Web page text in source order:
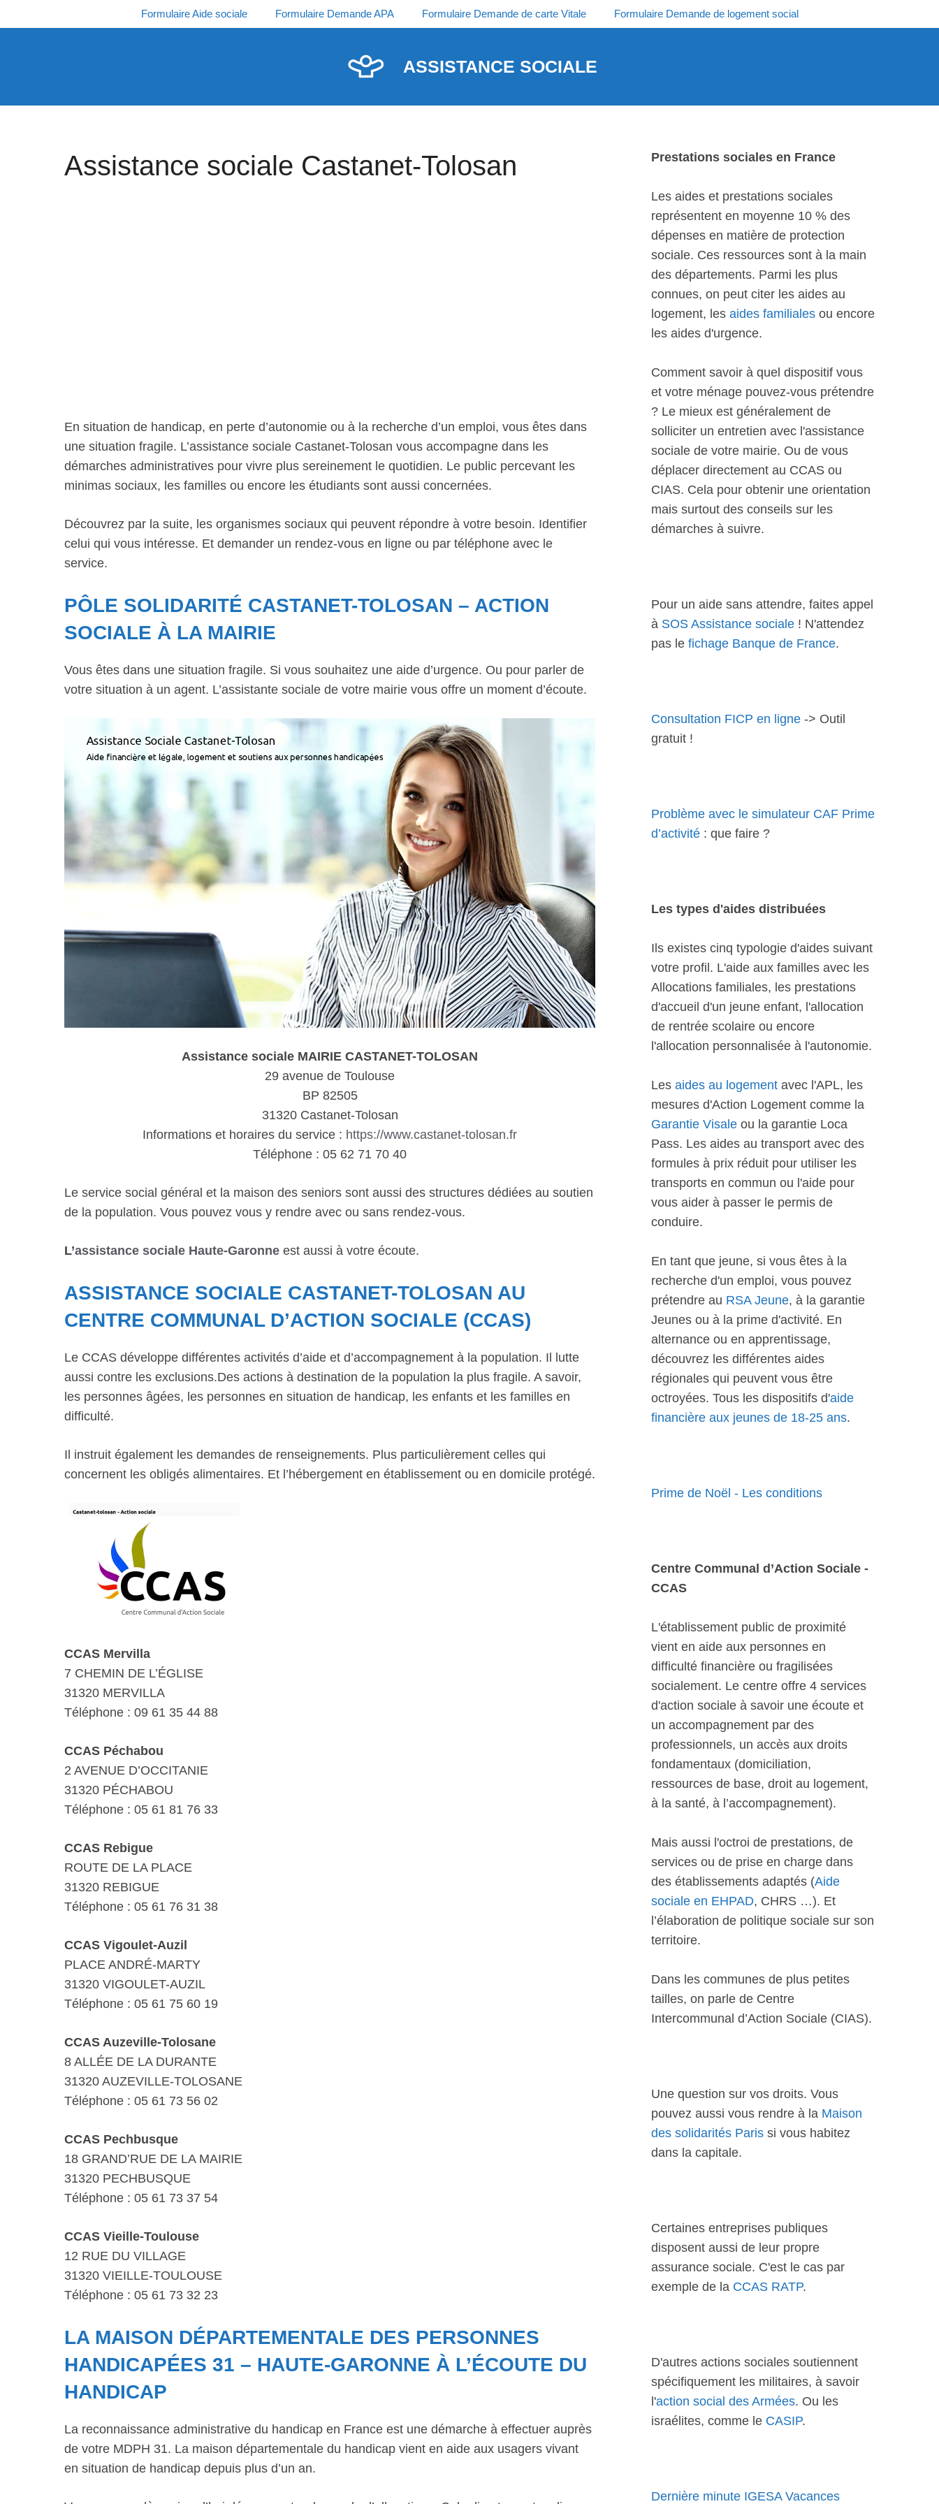
au
Formulaire Aide sociale Formulaire Demande APA Formulaire Demande de carte Vitale Formulaire Demande de logement social
ASSISTANCE SOCIALE
Assistance sociale Castanet-Tolosan
En situation de handicap, en perte d’autonomie ou à la recherche d’un emploi, vous êtes dans
une situation fragile. L’assistance sociale Castanet-Tolosan vous accompagne dans les
démarches administratives pour vivre plus sereinement le quotidien. Le public percevant les
minimas sociaux, les familles ou encore les étudiants sont aussi concernées.
Découvrez par la suite, les organismes sociaux qui peuvent répondre à votre besoin. Identifier
celui qui vous intéresse. Et demander un rendez-vous en ligne ou par téléphone avec le
service.
PÔLE SOLIDARITÉ CASTANET-TOLOSAN – ACTION
SOCIALE À LA MAIRIE
Vous êtes dans une situation fragile. Si vous souhaitez une aide d’urgence. Ou pour parler de
votre situation à un agent. L’assistante sociale de votre mairie vous offre un moment d’écoute.
Assistance sociale MAIRIE CASTANET-TOLOSAN
29 avenue de Toulouse
BP 82505
31320 Castanet-Tolosan
Informations et horaires du service : https://www.castanet-tolosan.fr
Téléphone : 05 62 71 70 40
Le service social général et la maison des seniors sont aussi des structures dédiées au soutien
de la population. Vous pouvez vous y rendre avec ou sans rendez-vous.
L’assistance sociale Haute-Garonne est aussi à votre écoute.
ASSISTANCE SOCIALE CASTANET-TOLOSAN AU
CENTRE COMMUNAL D’ACTION SOCIALE (CCAS)
Le CCAS développe différentes activités d’aide et d’accompagnement à la population. Il lutte
aussi contre les exclusions.Des actions à destination de la population la plus fragile. A savoir,
les personnes âgées, les personnes en situation de handicap, les enfants et les familles en
difficulté.
Il instruit également les demandes de renseignements. Plus particulièrement celles qui
concernent les obligés alimentaires. Et l’hébergement en établissement ou en domicile protégé.
CCAS Mervilla
7 CHEMIN DE L’ÉGLISE
31320 MERVILLA
Téléphone : 09 61 35 44 88
CCAS Péchabou
2 AVENUE D’OCCITANIE
31320 PÉCHABOU
Téléphone : 05 61 81 76 33
CCAS Rebigue
ROUTE DE LA PLACE
31320 REBIGUE
Téléphone : 05 61 76 31 38
CCAS Vigoulet-Auzil
PLACE ANDRÉ-MARTY
31320 VIGOULET-AUZIL
Téléphone : 05 61 75 60 19
CCAS Auzeville-Tolosane
8 ALLÉE DE LA DURANTE
31320 AUZEVILLE-TOLOSANE
Téléphone : 05 61 73 56 02
CCAS Pechbusque
18 GRAND’RUE DE LA MAIRIE
31320 PECHBUSQUE
Téléphone : 05 61 73 37 54
CCAS Vieille-Toulouse
12 RUE DU VILLAGE
31320 VIEILLE-TOULOUSE
Téléphone : 05 61 73 32 23
LA MAISON DÉPARTEMENTALE DES PERSONNES
HANDICAPÉES 31 – HAUTE-GARONNE À L’ÉCOUTE DU
HANDICAP
La reconnaissance administrative du handicap en France est une démarche à effectuer auprès
de votre MDPH 31. La maison départementale du handicap vient en aide aux usagers vivant
en situation de handicap depuis plus d’un an.
Prestations sociales en France
Les aides et prestations sociales
représentent en moyenne 10 % des
dépenses en matière de protection
sociale. Ces ressources sont à la main
des départements. Parmi les plus
connues, on peut citer les aides au
logement, les aides familiales ou encore
les aides d'urgence.
Comment savoir à quel dispositif vous
et votre ménage pouvez-vous prétendre
? Le mieux est généralement de
solliciter un entretien avec l'assistance
sociale de votre mairie. Ou de vous
déplacer directement au CCAS ou
CIAS. Cela pour obtenir une orientation
mais surtout des conseils sur les
démarches à suivre.
Pour un aide sans attendre, faites appel
à SOS Assistance sociale ! N'attendez
pas le fichage Banque de France.
Consultation FICP en ligne -> Outil
gratuit !
Problème avec le simulateur CAF Prime
d’activité : que faire ?
Les types d'aides distribuées
Ils existes cinq typologie d'aides suivant
votre profil. L'aide aux familles avec les
Allocations familiales, les prestations
d'accueil d'un jeune enfant, l'allocation
de rentrée scolaire ou encore
l'allocation personnalisée à l'autonomie.
Les aides au logement avec l'APL, les
mesures d'Action Logement comme la
Garantie Visale ou la garantie Loca
Pass. Les aides au transport avec des
formules à prix réduit pour utiliser les
transports en commun ou l'aide pour
vous aider à passer le permis de
conduire.
En tant que jeune, si vous êtes à la
recherche d'un emploi, vous pouvez
prétendre au RSA Jeune, à la garantie
Jeunes ou à la prime d'activité. En
alternance ou en apprentissage,
découvrez les différentes aides
régionales qui peuvent vous être
octroyées. Tous les dispositifs d'aide
financière aux jeunes de 18-25 ans.
Prime de Noël - Les conditions
Centre Communal d’Action Sociale -
CCAS
L'établissement public de proximité
vient en aide aux personnes en
difficulté financière ou fragilisées
socialement. Le centre offre 4 services
d'action sociale à savoir une écoute et
un accompagnement par des
professionnels, un accès aux droits
fondamentaux (domiciliation,
ressources de base, droit au logement,
à la santé, à l’accompagnement).
Mais aussi l'octroi de prestations, de
services ou de prise en charge dans
des établissements adaptés (Aide
sociale en EHPAD, CHRS …). Et
l’élaboration de politique sociale sur son
territoire.
Dans les communes de plus petites
tailles, on parle de Centre
Intercommunal d’Action Sociale (CIAS).
Une question sur vos droits. Vous
pouvez aussi vous rendre à la Maison
des solidarités Paris si vous habitez
dans la capitale.
Certaines entreprises publiques
disposent aussi de leur propre
assurance sociale. C'est le cas par
exemple de la CCAS RATP.
D'autres actions sociales soutiennent
spécifiquement les militaires, à savoir
l'action social des Armées. Ou les
israélites, comme le CASIP.
Dernière minute IGESA Vacances